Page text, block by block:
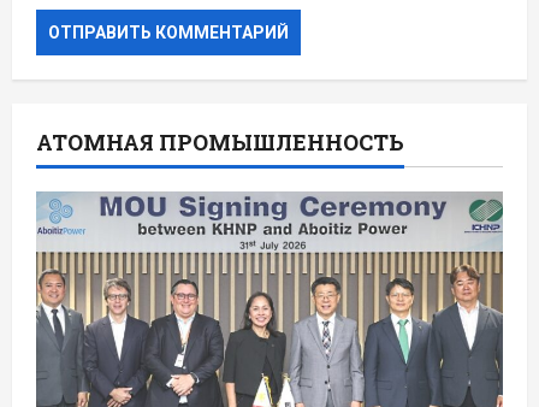
АТОМНАЯ ПРОМЫШЛЕННОСТЬ